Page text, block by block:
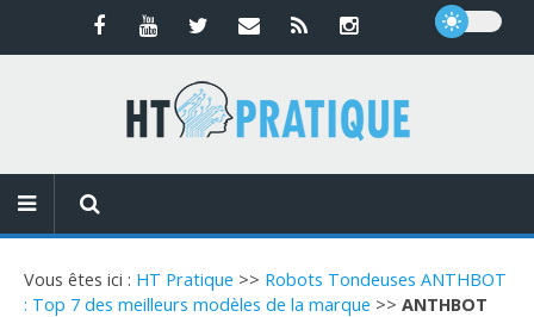
Vous êtes ici : HT Pratique >> Robots Tondeuses ANTHBOT
: Top 7 des meilleurs modèles de la marque >> ANTHBOT